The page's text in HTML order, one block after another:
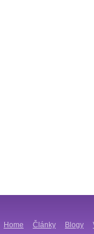
Home Články Blogy